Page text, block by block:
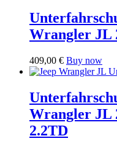
Wrangler JL
409,00 € Buy now
Wrangler JL
2.2TD